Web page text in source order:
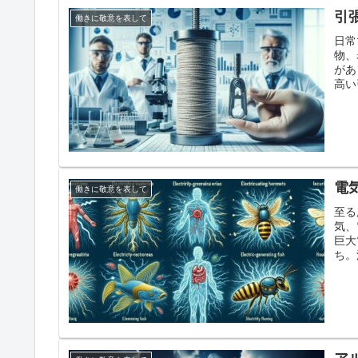
働きに敬意を表して 引
日
物
が
高
働きに敬意を表して 電
至
気
巨
ち